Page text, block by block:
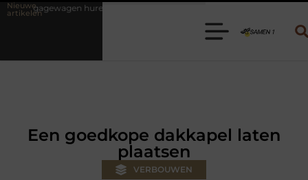
Nieuwe
artikelen
Kies de juiste aanhanger voor jouw klus
Een goedkope dakkapel laten
plaatsen
VERBOUWEN